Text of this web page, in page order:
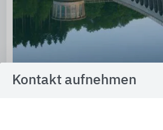
Kontakt aufnehmen